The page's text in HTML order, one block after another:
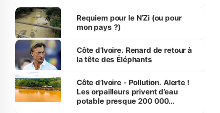
Requiem pour le N’Zi (ou pour
mon pays ?)
Côte d’Ivoire. Renard de retour à
la tête des Éléphants
Côte d’Ivoire - Pollution. Alerte !
Les orpailleurs privent d’eau
potable presque 200 000